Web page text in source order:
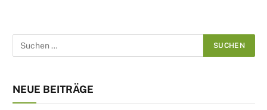
NEUE BEITRÄGE